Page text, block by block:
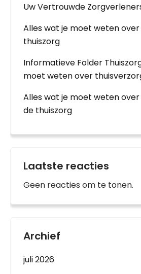
Uw Vertrouwde
Alles wat je moet weten
thuiszorg
Informatieve Folder
moet weten over
Alles wat je moet weten
de thuiszorg
Laatste reacties
Geen reacties om te tonen.
Archief
juli 2026